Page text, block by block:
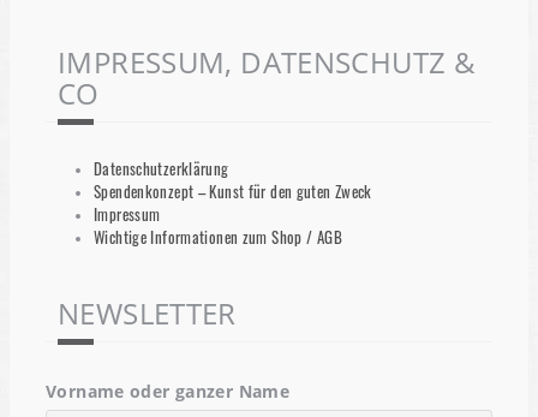
IMPRESSUM, DATENSCHUTZ &
CO
Datenschutzerklärung
Spendenkonzept – Kunst für den guten Zweck
Impressum
Wichtige Informationen zum Shop / AGB
NEWSLETTER
Vorname oder ganzer Name